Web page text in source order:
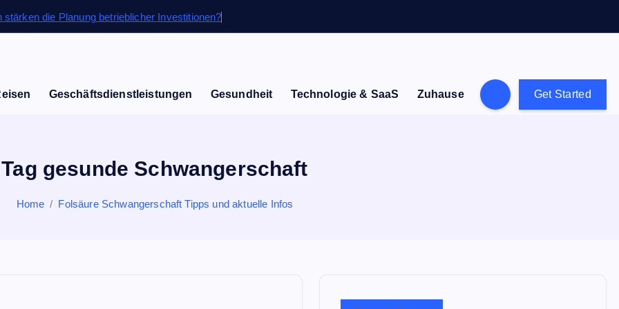
stärken die Planung betrieblicher Investitionen?
Geschäftsdienstleistungen Gesundheit Technologie & SaaS Zuhause Get Started
Tag gesunde Schwangerschaft
Home Folsäure Schwangerschaft Tipps und aktuelle Infos